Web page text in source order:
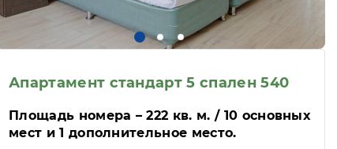
Апартамент стандарт 5 спален 540
Площадь номера – 222 кв. м. / 10 основных
мест и 1 дополнительное место.